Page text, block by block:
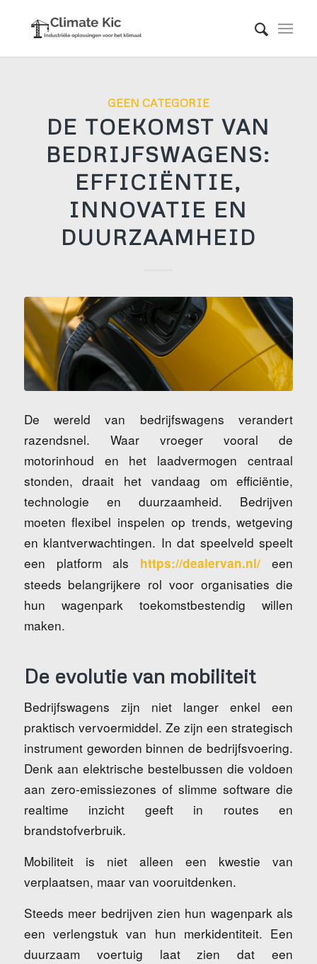
GEEN CATEGORIE
DE TOEKOMST VAN
BEDRIJFSWAGENS:
EFFICIËNTIE,
INNOVATIE EN
DUURZAAMHEID
De wereld van bedrijfswagens verandert
razendsnel. Waar vroeger vooral de
motorinhoud en het laadvermogen centraal
stonden, draait het vandaag om efficiëntie,
technologie en duurzaamheid. Bedrijven
moeten flexibel inspelen op trends, wetgeving
en klantverwachtingen. In dat speelveld speelt
een platform als
https://dealervan.nl/ een
steeds belangrijkere rol voor organisaties die
hun wagenpark toekomstbestendig willen
maken.
De evolutie van mobiliteit
Bedrijfswagens zijn niet langer enkel een
praktisch vervoermiddel. Ze zijn een strategisch
instrument geworden binnen de bedrijfsvoering.
Denk aan elektrische bestelbussen die voldoen
aan zero-emissiezones of slimme software die
realtime inzicht geeft in routes en
brandstofverbruik.
Mobiliteit is niet alleen een kwestie van
verplaatsen, maar van vooruitdenken.
Steeds meer bedrijven zien hun wagenpark als
een verlengstuk van hun merkidentiteit. Een
duurzaam voertuig laat zien dat een